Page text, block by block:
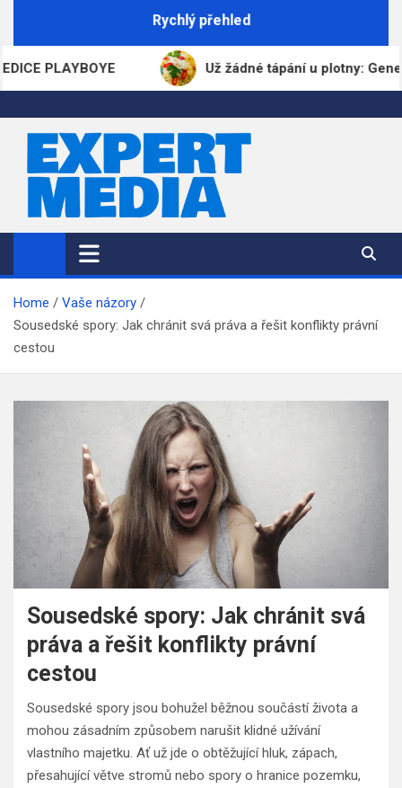
Rychlý přehled
Už žádné tápání u plotny:
ExpertMedia.cz
Magazín informací
Home
Vaše názory
Sousedské spory: Jak chránit svá práva a řešit konflikty právní
cestou
Sousedské spory: Jak chránit svá
práva a řešit konflikty právní
cestou
Sousedské spory jsou bohužel běžnou součástí života a
mohou zásadním způsobem narušit klidné užívání
vlastního majetku. Ať už jde o obtěžující hluk, zápach,
přesahující větve stromů nebo spory o hranice pozemku,